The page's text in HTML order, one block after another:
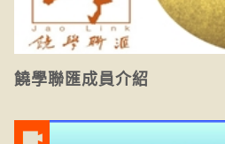
饒學聯匯成員介紹